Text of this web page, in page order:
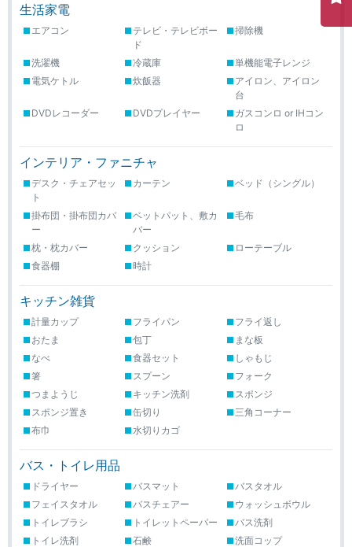
生活家電
エアコン
テレビ・テレビボー
ド
掃除機
洗濯機 冷蔵庫
単機能電子レンジ
電気ケトル
炊飯器
アイロン、アイロン
台
DVDレコーダー
DVDプレイヤー
ガスコンロ or IHコン
ロ
インテリア・ファニチャ
デスク・チェアセッ
ト
カーテン ベッド（シングル）
掛布団・掛布団カバ
ー
ベットパット、敷カ
バー
毛布
枕・枕カバー クッション
ローテーブル
食器棚
時計
キッチン雑貨
計量カップ フライパン
フライ返し
おたま
包丁
まな板
なべ
食器セット
しゃもじ
箸
スプーン
フォーク
つまようじ
キッチン洗剤
スポンジ
スポンジ置き
缶切り
三角コーナー
布巾
水切りカゴ
バス・トイレ用品
ドライヤー バスマット
バスタオル
フェイスタオル
バスチェアー
ウォッシュボウル
トイレブラシ
トイレットペーパー
バス洗剤
トイレ洗剤
石鹸
洗面コップ